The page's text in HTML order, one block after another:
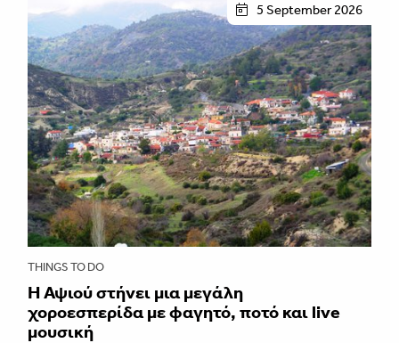
5 September 2026
THINGS TO DO
Η Αψιού στήνει μια μεγάλη
χοροεσπερίδα με φαγητό, ποτό και live
μουσική